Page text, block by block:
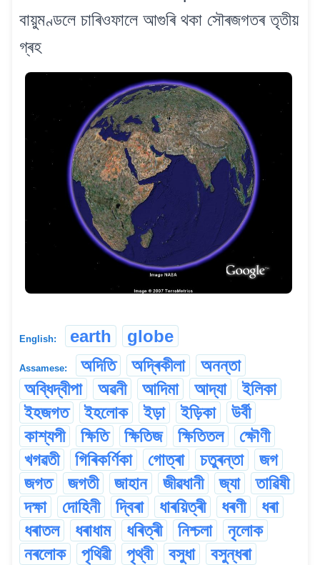
বায়ুমণ্ডলে চাৰিওফালে আগুৰি থকা সৌৰজগতৰ তৃতীয়
গ্ৰহ
English: earth globe
Assamese: অদিতি অদ্ৰিকীলা
অনন্তা
অব্ধিদ্বীপা
অৱনী আদিমা আদ্যা
ইলিকা
ইহজগত
ইহলোক ইড়া ইড়িকা
উৰ্বী
কাশ্যপী
ক্ষিতি ক্ষিতিজ ক্ষিতিতল
ক্ষৌণী
খগৱতী
গিৰিকৰ্ণিকা গোত্ৰা চতুৰন্তা
জগ
জগত
জগতী জাহান জীৱধানী জ্যা
তাৱিষী
দক্ষা
দোহিনী দ্বিৰা ধাৰয়িত্ৰী ধৰণী
ধৰা
ধৰাতল
ধৰাধাম ধৰিত্ৰী নিশ্চলা
নৃলোক
নৰলোক
পৃথিৱী পৃথ্বী বসুধা
বসুন্ধৰা